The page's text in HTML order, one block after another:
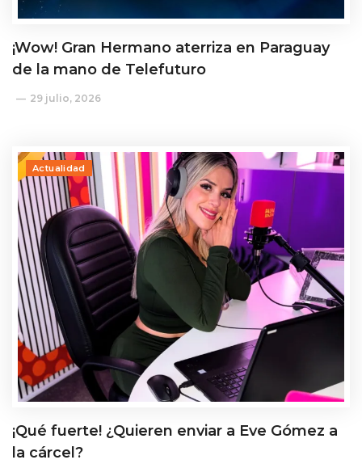
¡Wow! Gran Hermano aterriza en Paraguay
de la mano de Telefuturo
29 julio, 2026
Actualidad
¡Qué fuerte! ¿Quieren enviar a Eve Gómez a
la cárcel?